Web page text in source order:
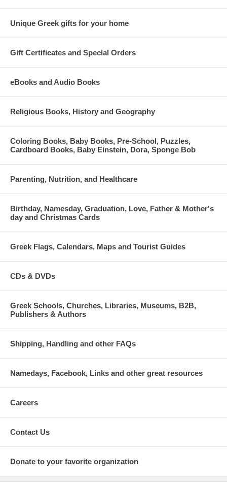
Unique Greek gifts for your home
Gift Certificates and Special Orders
eBooks and Audio Books
Religious Books, History and Geography
Coloring Books, Baby Books, Pre-School, Puzzles,
Cardboard Books, Baby Einstein, Dora, Sponge Bob
Parenting, Nutrition, and Healthcare
Birthday, Namesday, Graduation, Love, Father & Mother's
day and Christmas Cards
Greek Flags, Calendars, Maps and Tourist Guides
CDs & DVDs
Greek Schools, Churches, Libraries, Museums, B2B,
Publishers & Authors
Shipping, Handling and other FAQs
Namedays, Facebook, Links and other great resources
Careers
Contact Us
Donate to your favorite organization